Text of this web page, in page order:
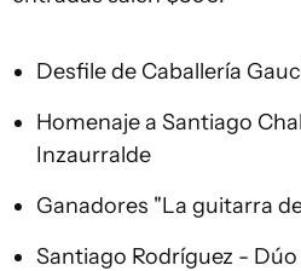
Desfile de Caballería
Homenaje a Santiago
Inzaurralde
Ganadores "La guitarra
Santiago Rodríguez - Dúo